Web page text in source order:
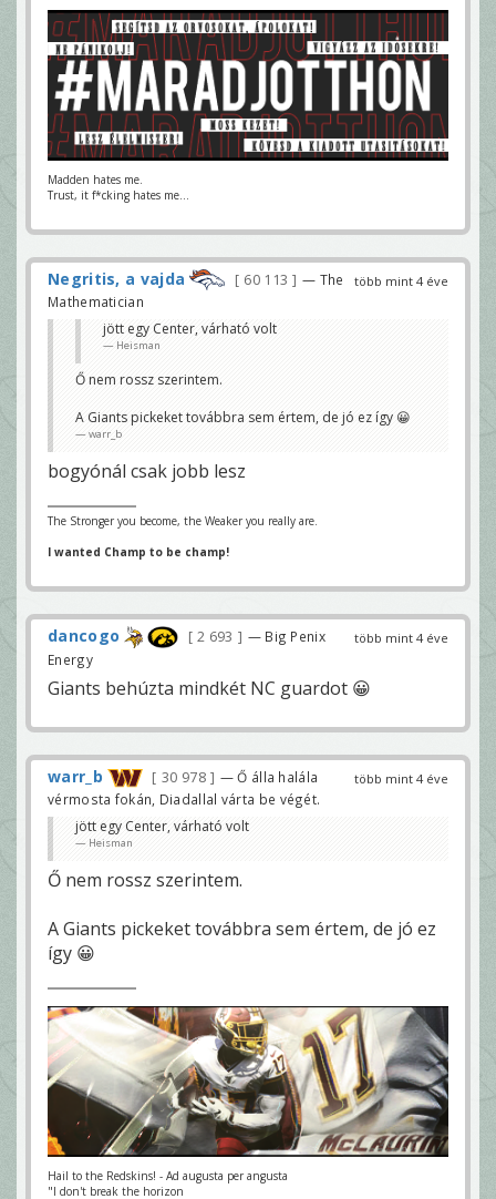
Madden hates me.
Trust, it f*cking hates me...
több mint 4 éve
Negritis, a vajda 60 113
— The
Mathematician
jött egy Center, várható volt
Heisman
Ő nem rossz szerintem.
A Giants pickeket továbbra sem értem, de jó ez így 😀
warr_b
bogyónál csak jobb lesz
The Stronger you become, the Weaker you really are.
I wanted Champ to be champ!
több mint 4 éve
dancogo 2 693
— Big Penix
Energy
Giants behúzta mindkét NC guardot 😀
több mint 4 éve
warr_b 30 978
— Ő álla halála
vérmosta fokán, Diadallal várta be végét.
jött egy Center, várható volt
Heisman
Ő nem rossz szerintem.
A Giants pickeket továbbra sem értem, de jó ez
így 😀
Hail to the Redskins! - Ad augusta per angusta
"I don't break the horizon